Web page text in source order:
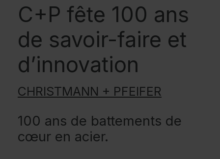
C+P fête 100 ans
de savoir-faire et
d’innovation
CHRISTMANN + PFEIFER
100 ans de battements de
cœur en acier.